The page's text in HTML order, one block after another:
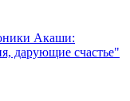
Акаши:
дарующие счастье"